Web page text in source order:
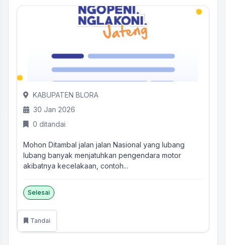
KABUPATEN BLORA
30 Jan 2026
0 ditandai
Mohon Ditambal jalan jalan Nasional yang lubang
lubang banyak menjatuhkan pengendara motor
akibatnya kecelakaan, contoh...
Selesai
Tandai